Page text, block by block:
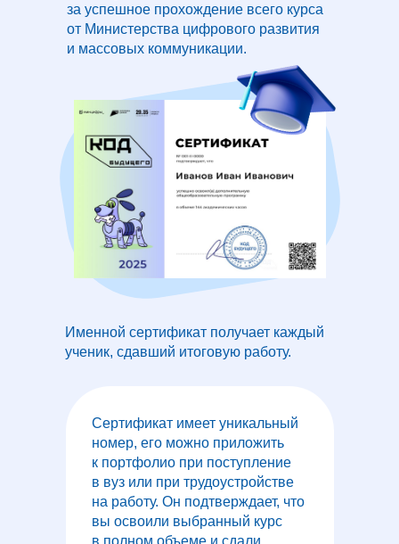
за успешное прохождение всего курса
от Министерства цифрового развития
и массовых коммуникации.
Сертификат имеет уникальный
номер, его можно приложить
к портфолио при поступление
в вуз или при трудоустройстве
на работу. Он подтверждает, что
вы освоили выбранный курс
в полном объеме и сдали
Именной сертификат получает каждый
ученик, сдавший итоговую работу.